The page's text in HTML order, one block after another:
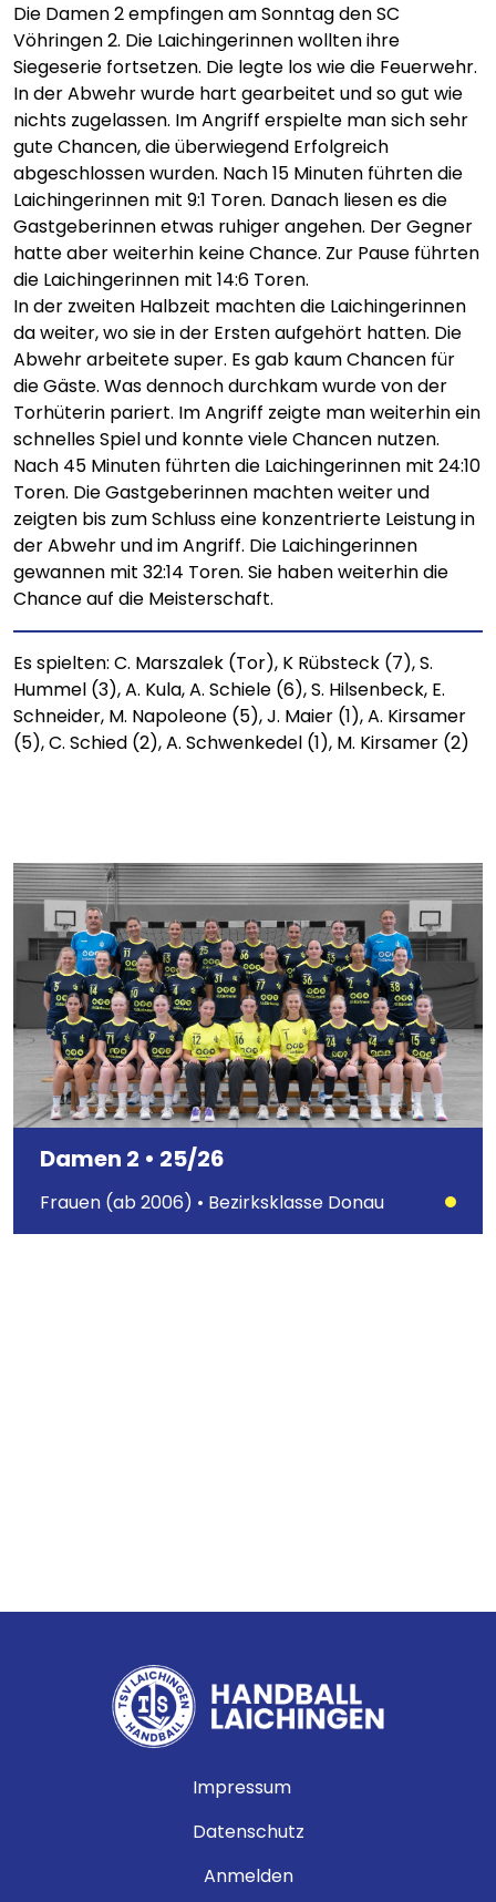
Die Damen 2 empfingen am Sonntag den SC
Vöhringen 2. Die Laichingerinnen wollten ihre
Siegeserie fortsetzen. Die legte los wie die Feuerwehr.
In der Abwehr wurde hart gearbeitet und so gut wie
nichts zugelassen. Im Angriff erspielte man sich sehr
gute Chancen, die überwiegend Erfolgreich
abgeschlossen wurden. Nach 15 Minuten führten die
Laichingerinnen mit 9:1 Toren. Danach liesen es die
Gastgeberinnen etwas ruhiger angehen. Der Gegner
hatte aber weiterhin keine Chance. Zur Pause führten
die Laichingerinnen mit 14:6 Toren.
In der zweiten Halbzeit machten die Laichingerinnen
da weiter, wo sie in der Ersten aufgehört hatten. Die
Abwehr arbeitete super. Es gab kaum Chancen für
die Gäste. Was dennoch durchkam wurde von der
Torhüterin pariert. Im Angriff zeigte man weiterhin ein
schnelles Spiel und konnte viele Chancen nutzen.
Nach 45 Minuten führten die Laichingerinnen mit 24:10
Toren. Die Gastgeberinnen machten weiter und
zeigten bis zum Schluss eine konzentrierte Leistung in
der Abwehr und im Angriff. Die Laichingerinnen
gewannen mit 32:14 Toren. Sie haben weiterhin die
Chance auf die Meisterschaft.
Es spielten: C. Marszalek (Tor), K Rübsteck (7), S.
Hummel (3), A. Kula, A. Schiele (6), S. Hilsenbeck, E.
Schneider, M. Napoleone (5), J. Maier (1), A. Kirsamer
(5), C. Schied (2), A. Schwenkedel (1), M. Kirsamer (2)
Bild
Damen 2 • 25/26
Frauen (ab 2006) • Bezirksklasse Donau
Fußzeile
Impressum
Datenschutz
Benutzermenü
Anmelden